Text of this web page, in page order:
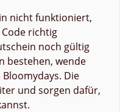
nicht funktioniert,
richtig
noch gültig
bestehen, wende
Die
und sorgen dafür,